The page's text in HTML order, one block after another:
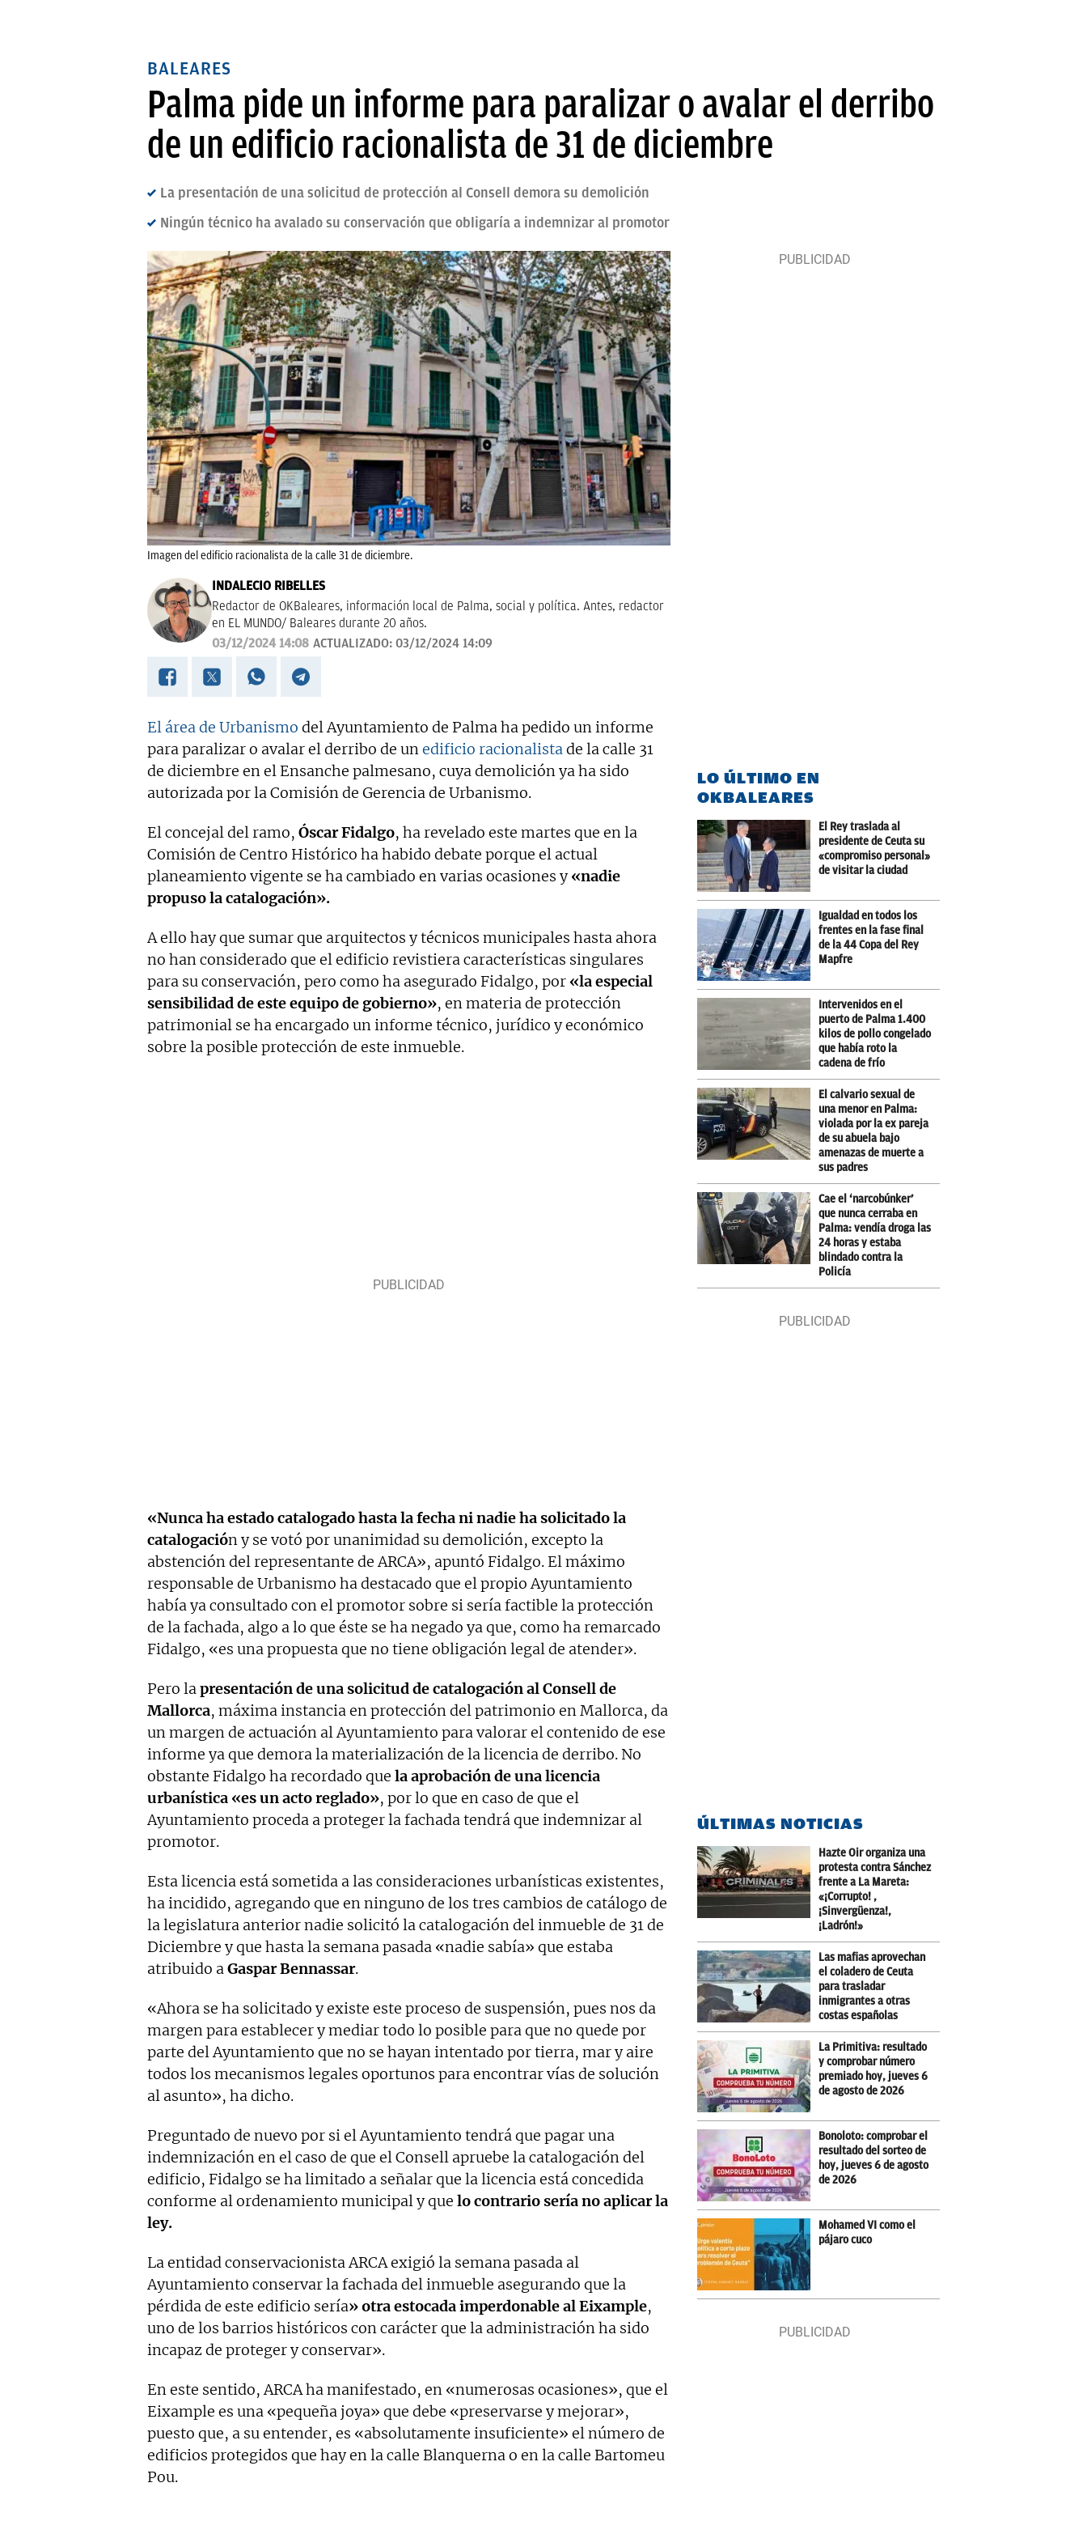
BALEARES
Palma pide un informe para paralizar o avalar el derribo
de un edificio racionalista de 31 de diciembre
La presentación de una solicitud de protección al Consell demora su demolición
Ningún técnico ha avalado su conservación que obligaría a indemnizar al promotor
Imagen del edificio racionalista de la calle 31 de diciembre.
INDALECIO RIBELLES
Redactor de OKBaleares, información local de Palma, social y política. Antes, redactor
en EL MUNDO/ Baleares durante 20 años.
03/12/2024 14:08 ACTUALIZADO: 03/12/2024 14:09
El área de Urbanismo del Ayuntamiento de Palma ha pedido un informe
para paralizar o avalar el derribo de unedificio racionalistade la calle 31
de diciembre en el Ensanche palmesano, cuya demolición ya ha sido
autorizada por la Comisión de Gerencia de Urbanismo.
El concejal del ramo, Óscar Fidalgo, ha revelado este martes que en la
Comisión de Centro Histórico ha habido debate porque el actual
planeamiento vigente se ha cambiado en varias ocasiones y«nadie
propuso la catalogación».
A ello hay que sumar que arquitectos y técnicos municipales hasta ahora
no han considerado que el edificio revistiera características singulares
para su conservación, pero como ha asegurado Fidalgo, por «la especial
sensibilidad de este equipo de gobierno», en materia de protección
patrimonial se ha encargado un informe técnico, jurídico y económico
sobre la posible protección de este inmueble.
«Nunca ha estado catalogado hasta la fecha ni nadie ha solicitado la
catalogación y se votó por unanimidad su demolición, excepto la
abstención del representante de ARCA», apuntó Fidalgo. El máximo
responsable de Urbanismo ha destacado que el propio Ayuntamiento
había ya consultado con el promotor sobre si sería factible la protección
de la fachada, algo a lo que éste se ha negado ya que, como ha remarcado
Fidalgo, «es una propuesta que no tiene obligación legal de atender».
Pero lapresentación de una solicitud de catalogación al Consell de
Mallorca, máxima instancia en protección del patrimonio en Mallorca, da
un margen de actuación al Ayuntamiento para valorar el contenido de ese
informe ya que demora la materialización de la licencia de derribo. No
obstante Fidalgo ha recordado que la aprobación de una licencia
urbanística «es un acto reglado», por lo que en caso de que el
Ayuntamiento proceda a proteger la fachada tendrá que indemnizar al
promotor.
Esta licencia está sometida a las consideraciones urbanísticas existentes,
ha incidido, agregando que en ninguno de los tres cambios de catálogo de
la legislatura anterior nadie solicitó la catalogación del inmueble de 31 de
Diciembre y que hasta la semana pasada «nadie sabía» que estaba
atribuido aGaspar Bennassar.
«Ahora se ha solicitado y existe este proceso de suspensión, pues nos da
margen para establecer y mediar todo lo posible para que no quede por
parte del Ayuntamiento que no se hayan intentado por tierra, mar y aire
todos los mecanismos legales oportunos para encontrar vías de solución
al asunto», ha dicho.
Preguntado de nuevo por si el Ayuntamiento tendrá que pagar una
indemnización en el caso de que el Consell apruebe la catalogación del
edificio, Fidalgo se ha limitado a señalar que la licencia está concedida
conforme al ordenamiento municipal y que lo contrario sería no aplicar la
ley.
La entidad conservacionista ARCA exigió la semana pasada al
Ayuntamiento conservar la fachada del inmueble asegurando que la
pérdida de este edificio sería» otra estocada imperdonable al Eixample,
uno de los barrios históricos con carácter que la administración ha sido
incapaz de proteger y conservar».
En este sentido, ARCA ha manifestado, en «numerosas ocasiones», que el
Eixample es una «pequeña joya» que debe «preservarse y mejorar»,
puesto que, a su entender, es «absolutamente insuficiente» el número de
edificios protegidos que hay en la calle Blanquerna o en la calle Bartomeu
Pou.
LO ÚLTIMO EN
OKBALEARES
El Rey traslada al
presidente de Ceuta su
«compromiso personal»
de visitar la ciudad
Igualdad en todos los
frentes en la fase final
de la 44 Copa del Rey
Mapfre
Intervenidos en el
puerto de Palma 1.400
kilos de pollo congelado
que había roto la
cadena de frío
El calvario sexual de
una menor en Palma:
violada por la ex pareja
de su abuela bajo
amenazas de muerte a
sus padres
Cae el ‘narcobúnker’
que nunca cerraba en
Palma: vendía droga las
24 horas y estaba
blindado contra la
Policía
ÚLTIMAS NOTICIAS
Hazte Oir organiza una
protesta contra Sánchez
frente a La Mareta:
«¡Corrupto! ,
¡Sinvergüenza!,
¡Ladrón!»
Las mafias aprovechan
el coladero de Ceuta
para trasladar
inmigrantes a otras
costas españolas
La Primitiva: resultado
y comprobar número
premiado hoy, jueves 6
de agosto de 2026
Bonoloto: comprobar el
resultado del sorteo de
hoy, jueves 6 de agosto
de 2026
Mohamed VI como el
pájaro cuco